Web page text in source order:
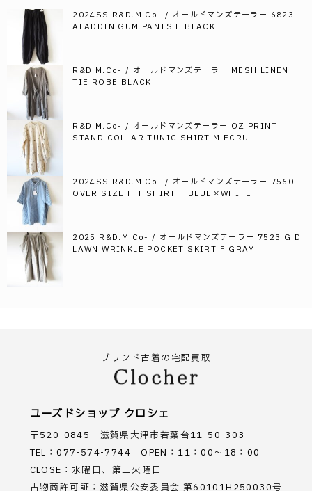
2024SS R&D.M.Co- / オールドマンズテーラー 6823
ALADDIN GUM PANTS F BLACK
R&D.M.Co- / オールドマンズテーラー MESH LINEN
TIE ROBE BLACK
R&D.M.Co- / オールドマンズテーラー OZ PRINT
STAND COLLAR TUNIC SHIRT M ECRU
2024SS R&D.M.Co- / オールドマンズテーラー 7560
OVER SIZE H T SHIRT F BLUE×WHITE
2025 R&D.M.Co- / オールドマンズテーラー 7523 G.D
LAWN WRINKLE POCKET SKIRT F GRAY
ブランド古着の宅配買取
ユーズドショップ クロシェ
〒520-0845 滋賀県大津市若葉台11-50-303
TEL：077-574-7744 OPEN：11：00～18：00
CLOSE：水曜日、第二火曜日
古物商許可証：滋賀県公安委員会 第60101H250030号